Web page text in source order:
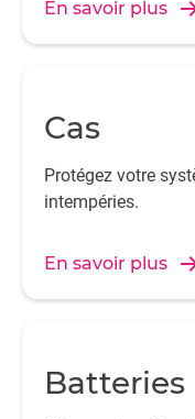
En savoir plus
Cas
Protégez votre
intempéries.
En savoir plus
Batteries